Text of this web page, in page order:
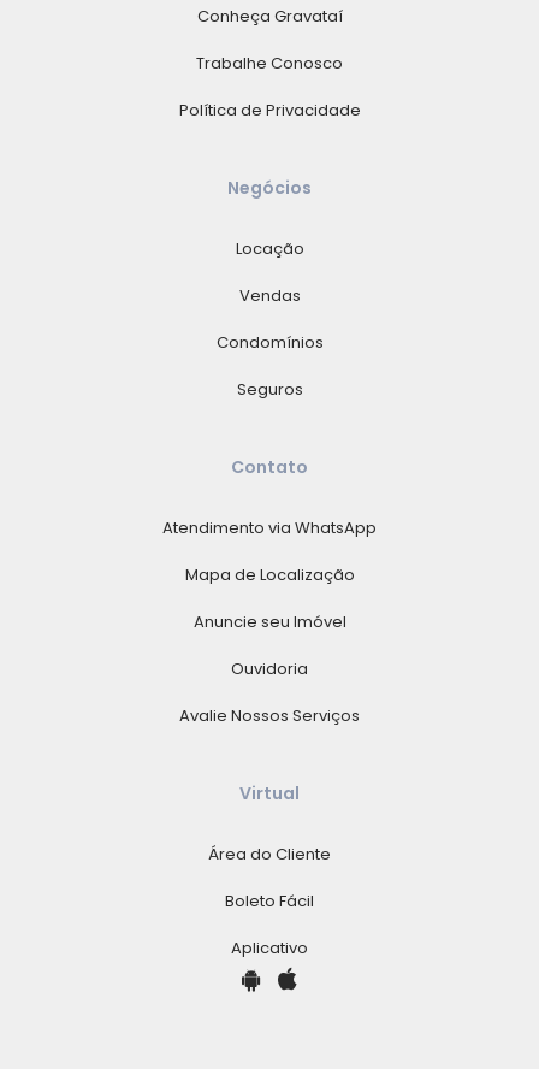
Conheça Gravataí
Trabalhe Conosco
Política de Privacidade
Negócios
Locação
Vendas
Condomínios
Seguros
Contato
Atendimento via WhatsApp
Mapa de Localização
Anuncie seu Imóvel
Ouvidoria
Avalie Nossos Serviços
Virtual
Área do Cliente
Boleto Fácil
Aplicativo